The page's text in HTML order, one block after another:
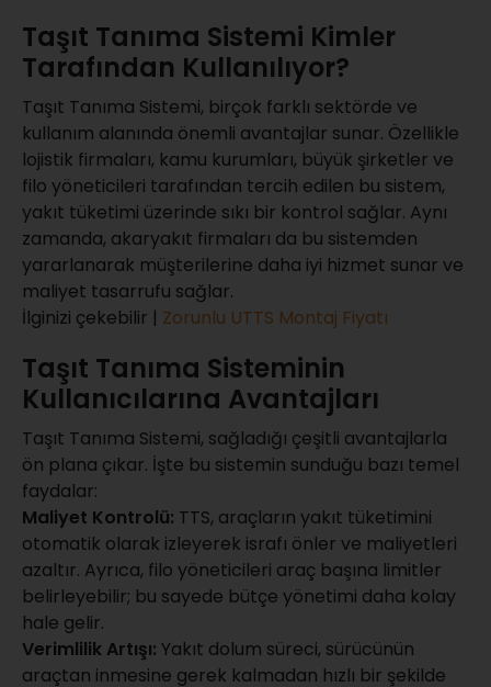
Taşıt Tanıma Sistemi Kimler
Tarafından Kullanılıyor?
Taşıt Tanıma Sistemi, birçok farklı sektörde ve
kullanım alanında önemli avantajlar sunar. Özellikle
lojistik firmaları, kamu kurumları, büyük şirketler ve
filo yöneticileri tarafından tercih edilen bu sistem,
yakıt tüketimi üzerinde sıkı bir kontrol sağlar. Aynı
zamanda, akaryakıt firmaları da bu sistemden
yararlanarak müşterilerine daha iyi hizmet sunar ve
maliyet tasarrufu sağlar.
İlginizi çekebilir | Zorunlu UTTS Montaj Fiyatı
Taşıt Tanıma Sisteminin
Kullanıcılarına Avantajları
Taşıt Tanıma Sistemi, sağladığı çeşitli avantajlarla
ön plana çıkar. İşte bu sistemin sunduğu bazı temel
faydalar:
Maliyet Kontrolü: TTS, araçların yakıt tüketimini
otomatik olarak izleyerek israfı önler ve maliyetleri
azaltır. Ayrıca, filo yöneticileri araç başına limitler
belirleyebilir; bu sayede bütçe yönetimi daha kolay
hale gelir.
Verimlilik Artışı: Yakıt dolum süreci, sürücünün
araçtan inmesine gerek kalmadan hızlı bir şekilde